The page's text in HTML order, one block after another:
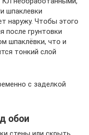
шпаклевки
наружу. Чтобы этого
после грунтовки
шпаклёвки, что и
тонкий слой
с заделкой
обои